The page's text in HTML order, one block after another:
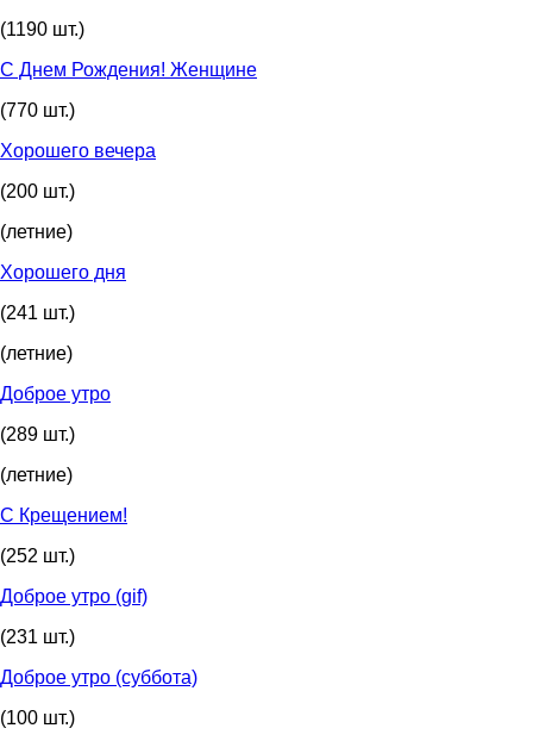
(1190 шт.)
С Днем Рождения! Женщине
(770 шт.)
Хорошего вечера
(200 шт.)
(летние)
Хорошего дня
(241 шт.)
(летние)
Доброе утро
(289 шт.)
(летние)
С Крещением!
(252 шт.)
Доброе утро (gif)
(231 шт.)
Доброе утро (суббота)
(100 шт.)